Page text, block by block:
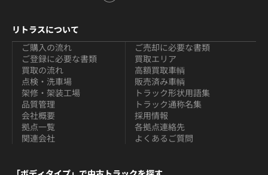
リトラスについて
ご購入の流れ
ご登録に必要な書類
買取の流れ
ご売却に必要な書類
買取エリア
高額買取車輌
点検・洗車場
架修・架装工場
品質管理
販売済み車輌
トラック形状用語集
トラック通称名集
会社概要
拠点一覧
関連会社
採用情報
各拠点連絡先
よくあるご質問